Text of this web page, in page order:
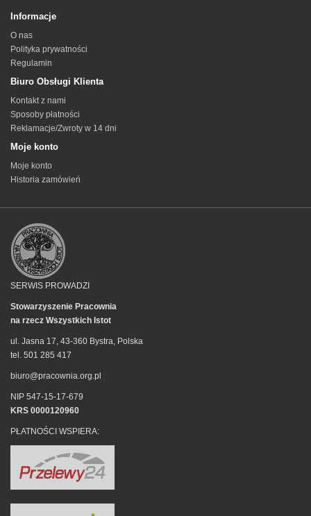
Informacje
O nas
Polityka prywatności
Regulamin
Biuro Obsługi Klienta
Kontakt z nami
Sposoby płatności
Reklamacje/Zwroty w 14 dni
Moje konto
Moje konto
Historia zamówień
SERWIS PROWADZI
Stowarzyszenie Pracownia
na rzecz Wszystkich Istot
ul. Jasna 17, 43-360 Bystra, Polska
tel. 501 285 417
biuro@pracownia.org.pl
NIP 547-15-17-679
KRS 0000120960
PŁATNOŚCI WSPIERA: